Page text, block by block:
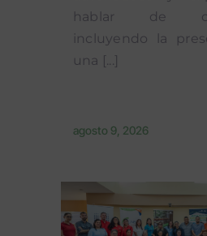
hablar de
incluyendo la
una [...]
agosto 9, 2026